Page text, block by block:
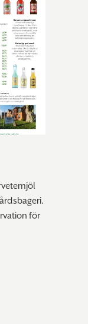
för